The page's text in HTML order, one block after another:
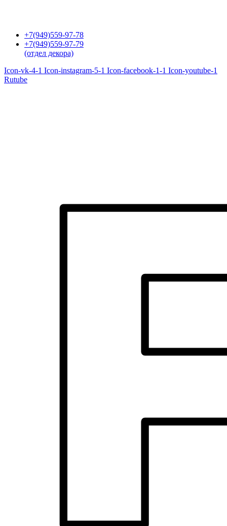
+7(949)559-97-78
+7(949)559-97-79
(отдел декора)
Icon-vk-4-1 Icon-instagram-5-1 Icon-facebook-1-1 Icon-youtube-1
Rutube